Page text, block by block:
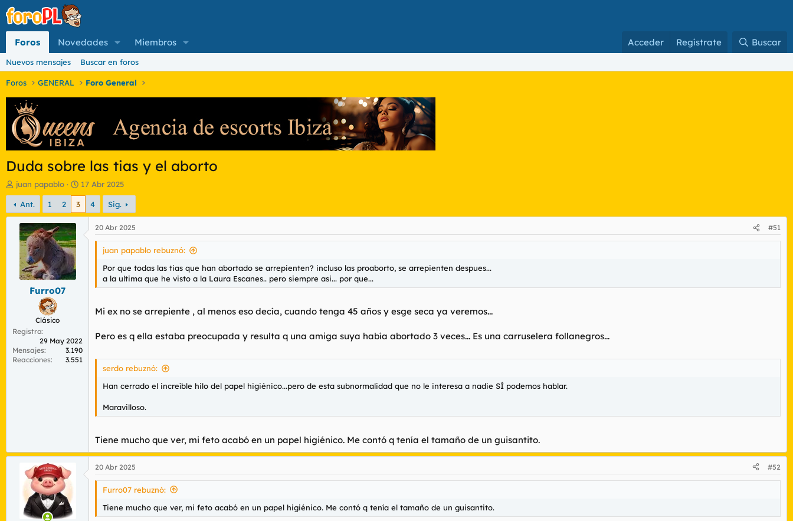
Foros Novedades Miembros Acceder Regístrate Buscar
Nuevos mensajes Buscar en foros
Foros GENERAL Foro General
Duda sobre las tias y el aborto
I
n
i
c
a
o
d
m
juan papablo
F
e
h
d
17 Abr 2025
Ant. 1 2 3 4 Sig.
Furro07
Clásico
Registro
29 May 2022
Mensajes
3.190
Reacciones
3.551
20 Abr 2025 #51
juan papablo rebuznó:
Por que todas las tias que han abortado se arrepienten? incluso las proaborto, se arrepienten despues...
a la ultima que he visto a la Laura Escanes.. pero siempre asi... por que...
Mi ex no se arrepiente , al menos eso decía, cuando tenga 45 años y esge seca ya veremos...
Pero es q ella estaba preocupada y resulta q una amiga suya había abortado 3 veces... Es una carruselera follanegros...
serdo rebuznó:
Han cerrado el increíble hilo del papel higiénico...pero de esta subnormalidad que no le interesa a nadie SÍ podemos hablar.
Maravilloso.
Tiene mucho que ver, mi feto acabó en un papel higiénico. Me contó q tenía el tamaño de un guisantito.
20 Abr 2025 #52
Furro07 rebuznó:
Tiene mucho que ver, mi feto acabó en un papel higiénico. Me contó q tenía el tamaño de un guisantito.